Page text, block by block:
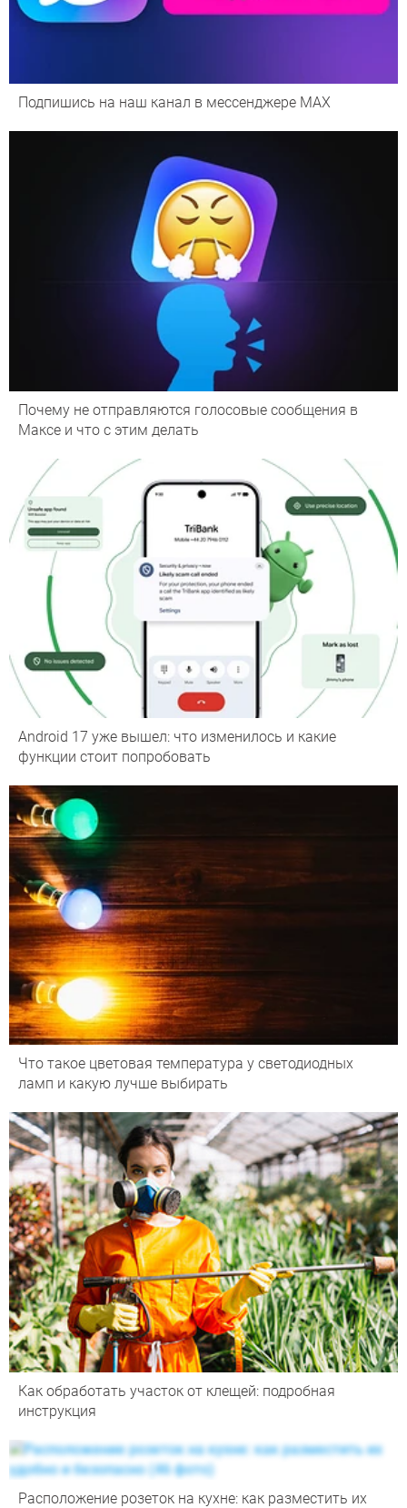
Подпишись на наш канал в мессенджере МАХ
Почему не отправляются голосовые сообщения в
Максе и что с этим делать
Android 17 уже вышел: что изменилось и какие
функции стоит попробовать
Что такое цветовая температура у светодиодных
ламп и какую лучше выбирать
Как обработать участок от клещей: подробная
инструкция
Расположение розеток на кухне: как разместить их